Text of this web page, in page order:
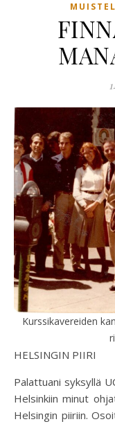
Kurssikavereiden
HELSINGIN PIIRI
Palattuani syksyllä
Helsinkiin minut
Helsingin piiriin.